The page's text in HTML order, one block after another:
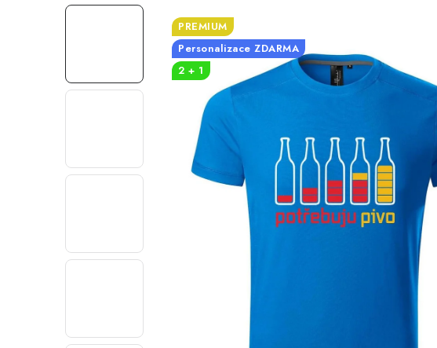
PREMIUM
Personalizace ZDARMA
2 + 1